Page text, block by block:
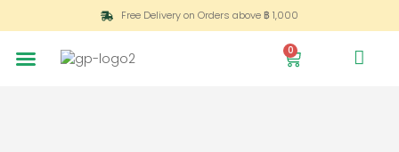
Free Delivery on Orders above ฿ 1,000
0